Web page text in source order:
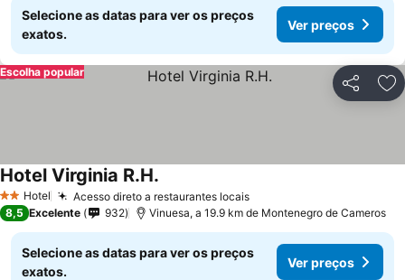
Selecione as datas para ver os preços
exatos.
Ver preços
Partilhar
Escolha popular
2 Estrelas
Hotel Acesso direto a restaurantes locaisVer preços
Hotel Virginia R.H.
8,5 Excelente 932 Vinuesa, a 19.9 km de Montenegro de Cameros
Selecione as datas para ver os preços
exatos.
Ver preços